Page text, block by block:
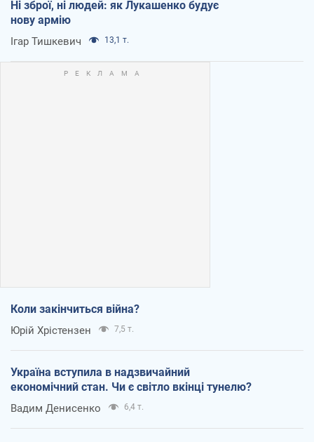
Ні зброї, ні людей: як Лукашенко будує
нову армію
Ігар Тишкевич 13,1 т.
Коли закінчиться війна?
Юрій Хрістензен 7,5 т.
Україна вступила в надзвичайний
економічний стан. Чи є світло вкінці тунелю?
Вадим Денисенко 6,4 т.